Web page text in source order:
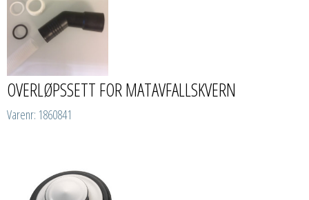
OVERLØPSSETT FOR MATAVFALLSKVERN
Varenr: 1860841